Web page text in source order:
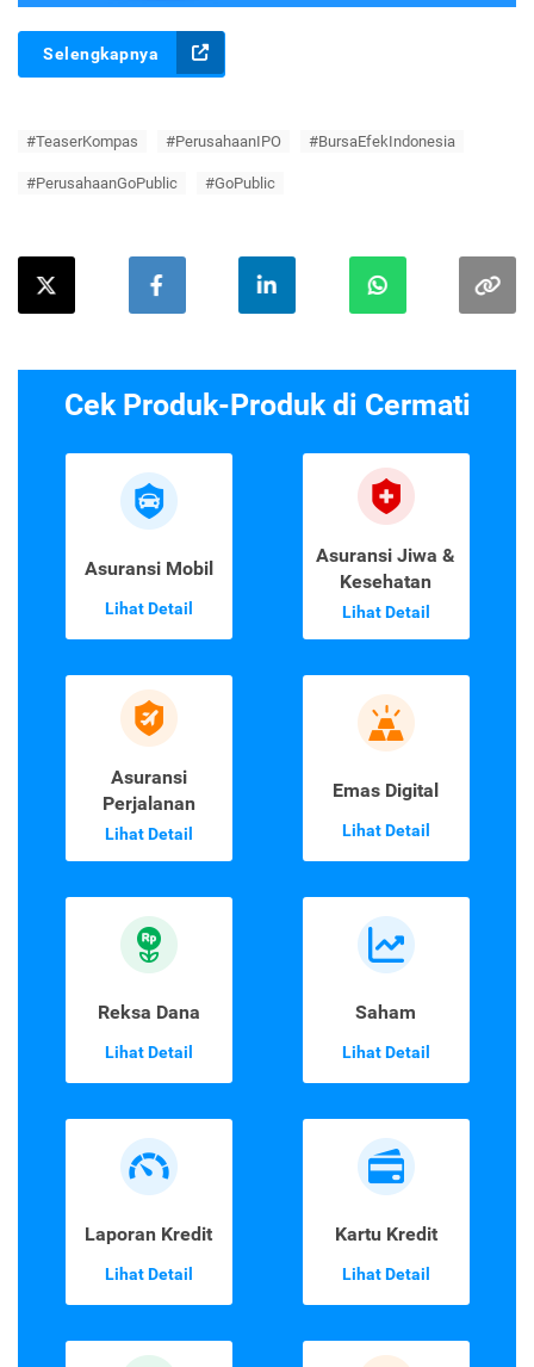
Selengkapnya
#TeaserKompas #PerusahaanIPO #BursaEfekIndonesia
#PerusahaanGoPublic #GoPublic
Cek Produk-Produk di Cermati
Asuransi Mobil
Lihat Detail
Asuransi Jiwa &
Kesehatan
Lihat Detail
Asuransi
Perjalanan
Lihat Detail
Emas Digital
Lihat Detail
Reksa Dana
Lihat Detail
Saham
Lihat Detail
Laporan Kredit
Lihat Detail
Kartu Kredit
Lihat Detail